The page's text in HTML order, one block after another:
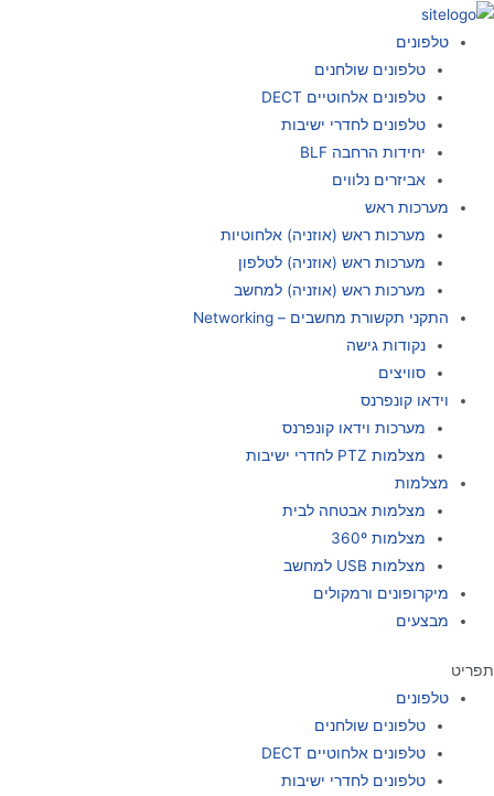
דילוג
לתוכן
טלפונים
טלפונים שולחנים
טלפונים אלחוטיים DECT
טלפונים לחדרי ישיבות
יחידות הרחבה BLF
אביזרים נלווים
מערכות ראש
מערכות ראש (אוזניה) אלחוטיות
מערכות ראש (אוזניה) לטלפון
מערכות ראש (אוזניה) למחשב
התקני תקשורת מחשבים – Networking
נקודות גישה
סוויצים
וידאו קונפרנס
מערכות וידאו קונפרנס
מצלמות PTZ לחדרי ישיבות
מצלמות
מצלמות אבטחה לבית
מצלמות 360º
מצלמות USB למחשב
מיקרופונים ורמקולים
מבצעים
תפריט
טלפונים
טלפונים שולחנים
טלפונים אלחוטיים DECT
טלפונים לחדרי ישיבות